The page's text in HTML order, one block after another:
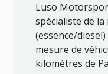
Luso
spécialiste de
(essence/
mesure de
kilomètres de